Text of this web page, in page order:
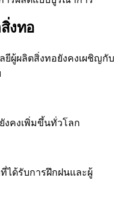
งทอ
ผู้ผลิตสิ่งทอยังคงเผชิญกับ
งคงเพิ่มขึ้นทั่วโลก
ได้รับการฝึกฝนและผู้